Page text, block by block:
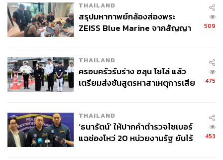
THAILAND
สรุปมหากาพย์กล้องส่องพระ
ZEISS Blue Marine จากสัญญา
จ่ายหนี้-แอบระบุแบรนด์
509
THAILAND
ครอบครัวรับร่าง ฮลุน โซโล่ แล้ว
เตรียมส่งชันสูตรหาสาเหตุการเสีย
475
THAILAND
‘ธนารัตน์’ ให้ปากคำตำรวจไซเบอร์
แฉช่องโหว่ 20 หน่วยงานรัฐ ยันไร้
453